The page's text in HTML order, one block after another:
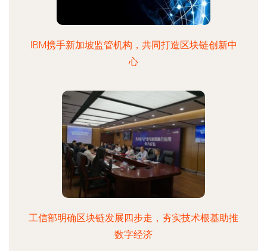
IBM携手新加坡监管机构，共同打造区块链创新中
心
工信部明确区块链发展四步走，夯实技术根基助推
数字经济